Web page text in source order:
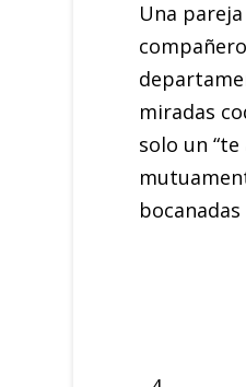
Una
miradas
solo un